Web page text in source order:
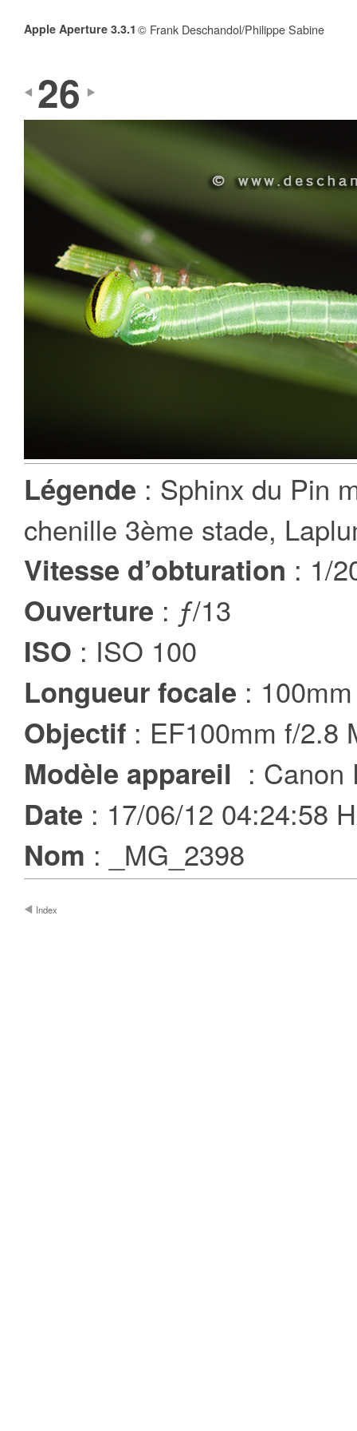
Apple Aperture 3.3.1 © Frank Deschandol/Philippe Sabine
26
Légende : Sphinx du Pin
chenille 3ème stade,
Vitesse d’obturation : 1/
Ouverture : ƒ/13
ISO : ISO 100
Longueur focale : 100mm
Objectif : EF100mm f/2.8
Modèle appareil : Canon
Date : 17/06/12 04:24:58
Nom : _MG_2398
Index